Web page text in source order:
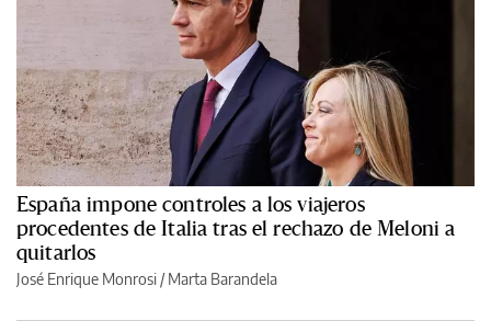
España impone controles a los viajeros
procedentes de Italia tras el rechazo de Meloni a
quitarlos
José Enrique Monrosi / Marta Barandela